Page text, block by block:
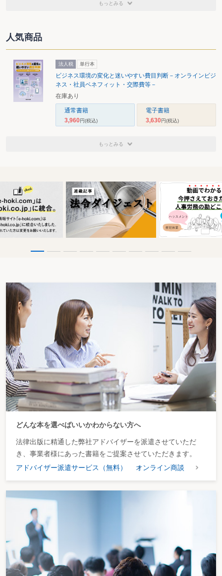
もっとみる
人気商品
法人税 単行本
ビジネス環境の変化と迷いやすい費目判断－オンラインビジ
ネス・社員ベネフィット・交際費等－
在庫あり
通常書籍
3,960円(税込)
電子書籍
3,630円(税込)
もっとみる
どんな本を選べばいいかわからない方へ
法律出版に精通した弊社アドバイザーを派遣させていただ
き、事業者様にあった書籍をご提案させていただきます。
アドバイザー派遣サービス（無料）
オンライン商談